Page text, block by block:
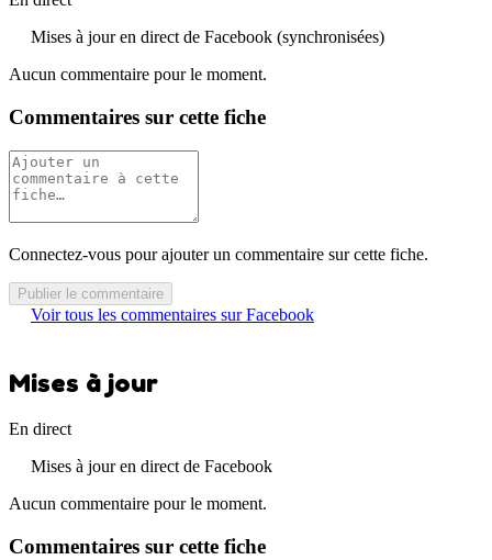
Mises à jour en direct de Facebook (synchronisées)
Aucun commentaire pour le moment.
Commentaires sur cette fiche
Connectez-vous pour ajouter un commentaire sur cette fiche.
Publier le commentaire
Voir tous les commentaires sur Facebook
Mises à jour
En direct
Mises à jour en direct de Facebook
Aucun commentaire pour le moment.
Commentaires sur cette fiche